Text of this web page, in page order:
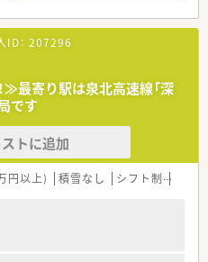
業のグループ会社となり、関連施設
れます。
運営しています。
企業です。
築しており、他業種の方と密にコ
診同行も必須ではなく、それぞれ
環境となっております。
っておりますので、メリハリをつけ
いませんが、その分施設の患者様
ています。
営業時間なのが特徴で、プライベ
ております。
： 207296
≫最寄り駅は泉北高速線「深
です
トに追加
円以上) 積雪なし シフト制